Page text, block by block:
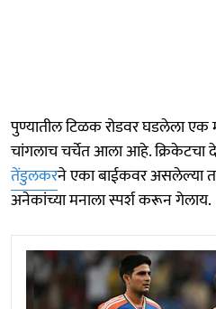
पुण्यातील टिळक रोडवर घडलेला एक
चांगलाच चर्चेत आला आहे. क्रिकेटचा
तेंडुलकरने एका बाईकवर असलेल्या
अनेकांच्या मनाला स्पर्श करून गेलाय.